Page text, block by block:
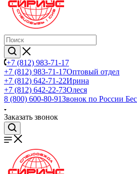
+7 (812) 983-71-17
+7 (812) 983-71-17Оптовый отдел
+7 (812) 642-71-22Ирина
+7 (812) 642-22-73Олеся
8 (800) 600-80-91Звонок по России
Заказать звонок